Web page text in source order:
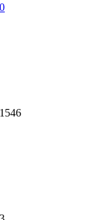
0
1546